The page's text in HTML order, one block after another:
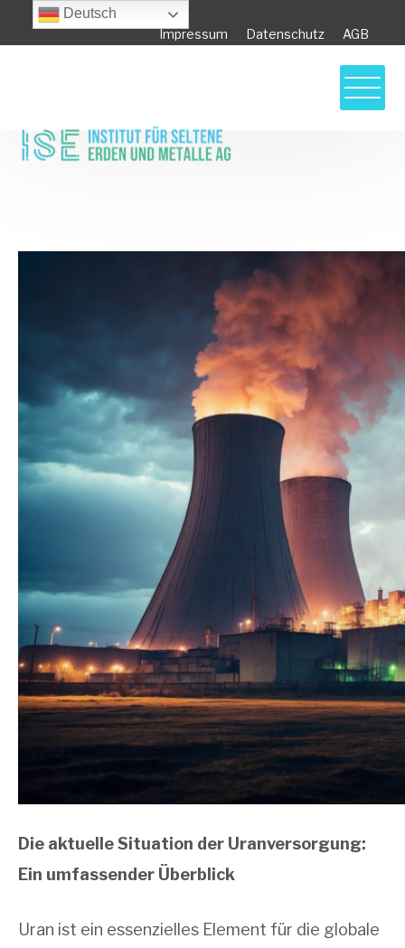
Impressum Datenschutz AGB
Die aktuelle Situation der Uranversorgung:
Die aktuelle Situation der Uranversorgung:
Ein umfassender Überblick
Uran ist ein essenzielles Element für die globale
Deutsch